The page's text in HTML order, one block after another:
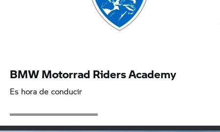
BMW Motorrad Riders Academy
Es hora de conducir